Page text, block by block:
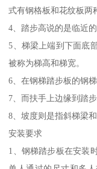
式有钢格板和花纹板两
4、踏步高说的是临近
5、梯梁上端到下面底
被称为梯高和梯宽。
6、在钢梯踏步板的钢
7、而扶手上边缘到踏
8、坡度则是指斜梯梁
安装要求
1、钢梯踏步板在安装